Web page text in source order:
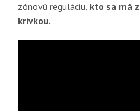
zónovú reguláciu, kto sa má
krivkou.